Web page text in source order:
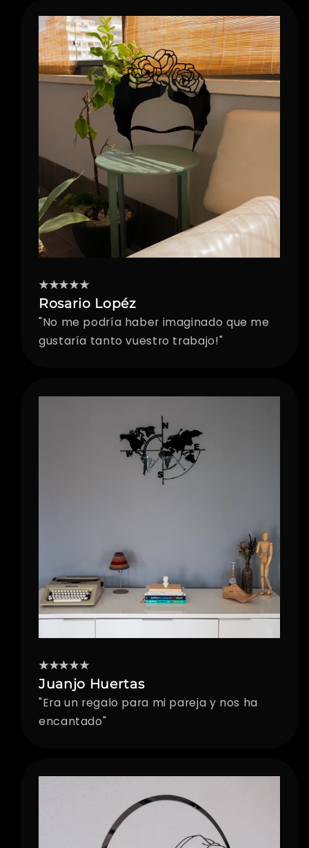
★★★★★
Rosario Lopéz
"No me podría haber imaginado que me
gustaría tanto vuestro trabajo!"
★★★★★
Juanjo Huertas
"Era un regalo para mi pareja y nos ha
encantado"